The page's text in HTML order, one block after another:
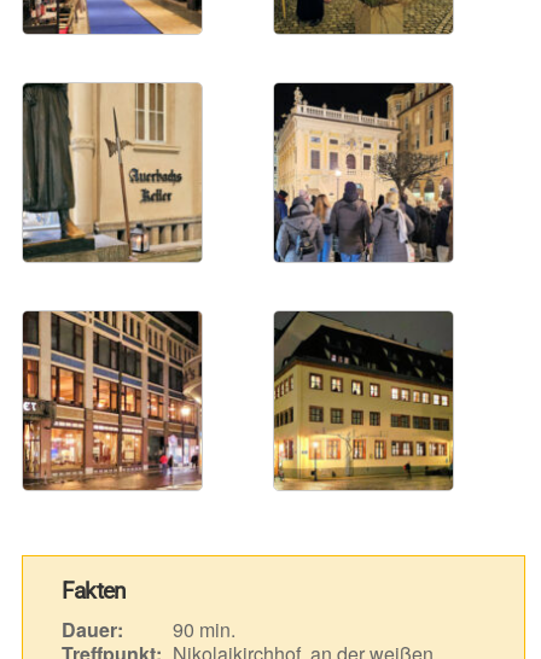
Fakten
Dauer:
90 min.
Treffpunkt: Nikolaikirchhof, an der weißen